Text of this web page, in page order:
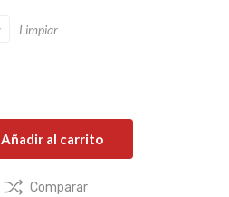
Limpiar
Añadir al carrito
Comparar